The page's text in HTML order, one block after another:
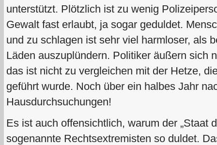
unterstützt. Plötzlich ist zu wenig
Gewalt fast erlaubt, ja sogar geduldet.
und zu schlagen ist sehr viel harmloser, als
Läden auszuplündern. Politiker äußern sich
das ist nicht zu vergleichen mit der Hetze,
geführt wurde. Noch über ein halbes Jahr
Hausdurchsuchungen!
Es ist auch offensichtlich, warum der „Staat
sogenannte Rechtsextremisten so duldet.